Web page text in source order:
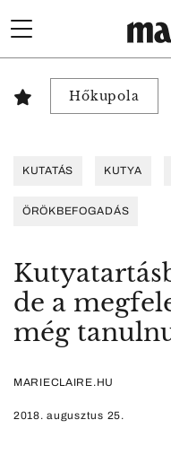
Hőkupola
KUTATÁS KUTYA
ÖRÖKBEFOGADÁS
de a
még
MARIECLAIRE.HU
2018. augusztus 25.